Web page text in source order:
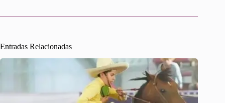
Entradas Relacionadas